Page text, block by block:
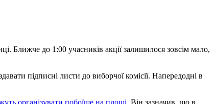
Ближче до 1:00 учасників акції залишилося зовсім мало,
підписні листи до виборчої комісії. Напередодні в
організувати побоїще на площі. Він зазначив, що в